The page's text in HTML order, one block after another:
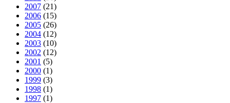
2007 (21)
2006 (15)
2005 (26)
2004 (12)
2003 (10)
2002 (12)
2001 (5)
2000 (1)
1999 (3)
1998 (1)
1997 (1)